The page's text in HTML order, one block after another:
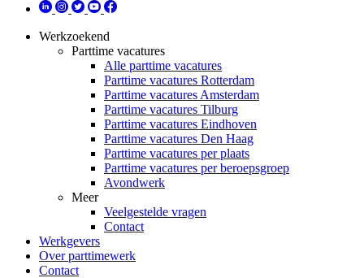
Werkzoekend
Parttime vacatures
Alle parttime vacatures
Parttime vacatures Rotterdam
Parttime vacatures Amsterdam
Parttime vacatures Tilburg
Parttime vacatures Eindhoven
Parttime vacatures Den Haag
Parttime vacatures per plaats
Parttime vacatures per beroepsgroep
Avondwerk
Meer
Veelgestelde vragen
Contact
Werkgevers
Over parttimewerk
Contact